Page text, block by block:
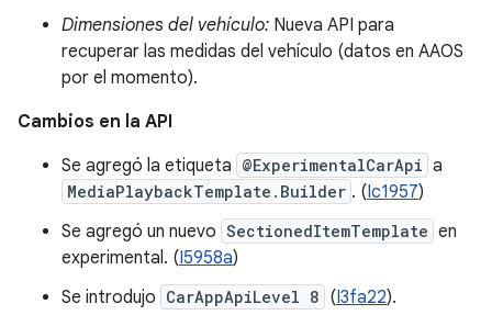
Dimensiones del vehículo: Nueva API para
recuperar las medidas del vehículo (datos en AAOS
por el momento).
Cambios en la API
Se agregó la etiqueta @ExperimentalCarApi a
MediaPlaybackTemplate.Builder . (Ic1957)
Se agregó un nuevo SectionedItemTemplate en
experimental. (I5958a)
Se introdujo CarAppApiLevel 8 (I3fa22).